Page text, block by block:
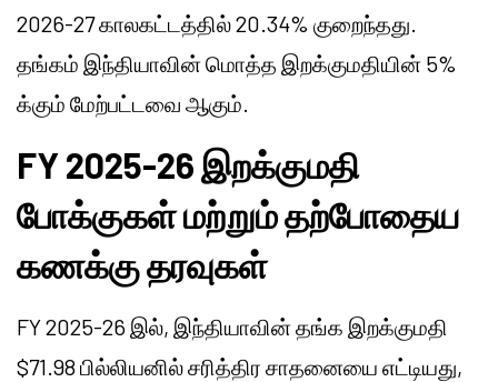
2026-27 காலகட்டத்தில் 20.34% குறைந்தது.
தங்கம் இந்தியாவின் மொத்த இறக்குமதியின் 5%
க்கும் மேற்பட்டவை ஆகும்.
FY 2025-26 இறக்குமதி
போக்குகள் மற்றும் தற்போதைய
கணக்கு தரவுகள்
FY 2025-26 இல், இந்தியாவின் தங்க இறக்குமதி
$71.98 பில்லியனில் சரித்திர சாதனையை எட்டியது,